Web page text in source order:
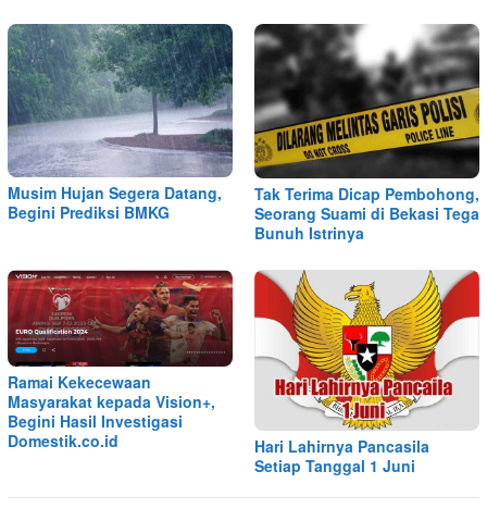
Musim Hujan Segera Datang,
Begini Prediksi BMKG
Tak Terima Dicap Pembohong,
Seorang Suami di Bekasi Tega
Bunuh Istrinya
Ramai Kekecewaan
Masyarakat kepada Vision+,
Begini Hasil Investigasi
Domestik.co.id
Hari Lahirnya Pancasila
Setiap Tanggal 1 Juni